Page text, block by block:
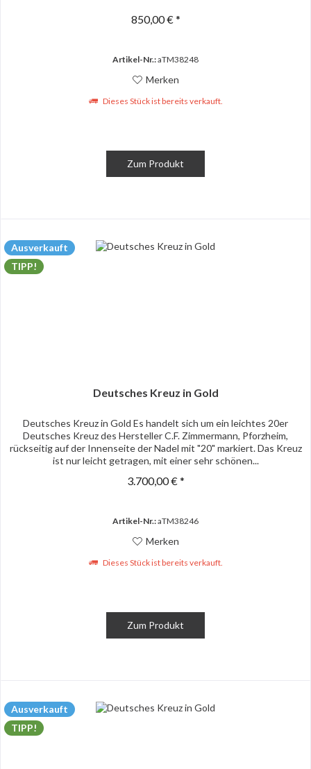
850,00 € *
Artikel-Nr.:aTM38248
Merken
Dieses Stück ist bereits verkauft.
Zum Produkt
Ausverkauft
TIPP!
Deutsches Kreuz in Gold
Deutsches Kreuz in Gold Es handelt sich um ein leichtes 20er
Deutsches Kreuz des Hersteller C.F. Zimmermann, Pforzheim,
rückseitig auf der Innenseite der Nadel mit "20" markiert. Das Kreuz
ist nur leicht getragen, mit einer sehr schönen...
3.700,00 € *
Artikel-Nr.:aTM38246
Merken
Dieses Stück ist bereits verkauft.
Zum Produkt
Ausverkauft
TIPP!